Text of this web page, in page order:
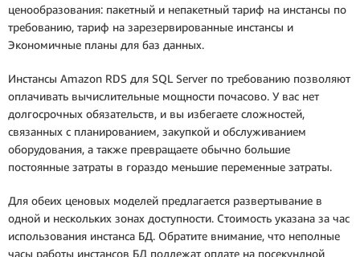
ценообразования: пакетный и непакетный тариф на инстансы по
требованию, тариф на зарезервированные инстансы и
Экономичные планы для баз данных.
Инстансы Amazon RDS для SQL Server по требованию позволяют
оплачивать вычислительные мощности почасово. У вас нет
долгосрочных обязательств, и вы избегаете сложностей,
связанных с планированием, закупкой и обслуживанием
оборудования, а также превращаете обычно большие
постоянные затраты в гораздо меньшие переменные затраты.
Для обеих ценовых моделей предлагается развертывание в
одной и нескольких зонах доступности. Стоимость указана за час
использования инстанса БД. Обратите внимание, что неполные
часы работы инстансов БД подлежат оплате на посекундной